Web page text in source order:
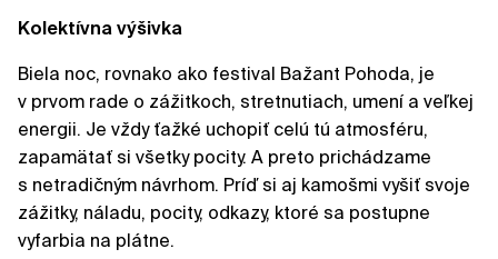
Kolektívna výšivka
Biela noc, rovnako ako festival Bažant Pohoda, je
v prvom rade o zážitkoch, stretnutiach, umení a veľkej
energii. Je vždy ťažké uchopiť celú tú atmosféru,
zapamätať si všetky pocity. A preto prichádzame
s netradičným návrhom. Príď si aj kamošmi vyšiť svoje
zážitky, náladu, pocity, odkazy, ktoré sa postupne
vyfarbia na plátne.